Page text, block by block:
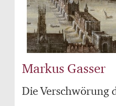
Markus Gasser
Die Verschwörung